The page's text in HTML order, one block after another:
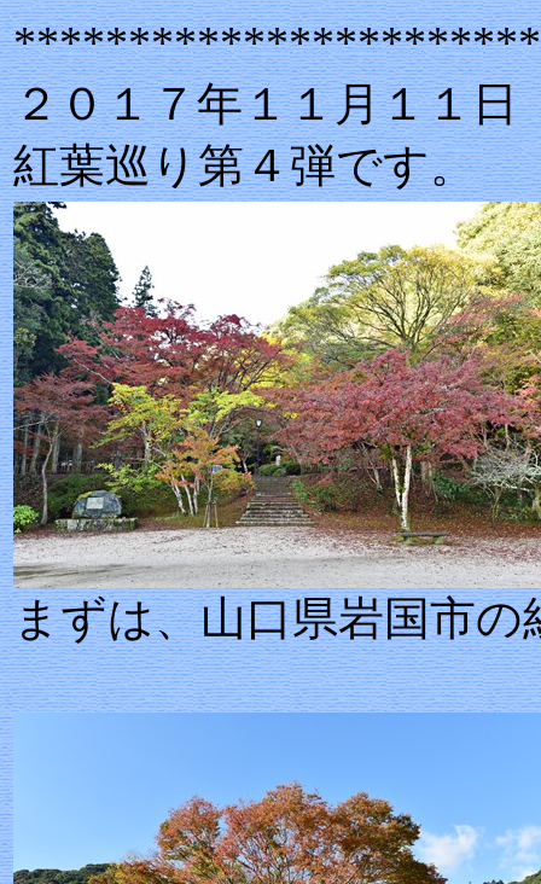
２０１７年１１月１１日
紅葉巡り第４弾です。
まずは、山口